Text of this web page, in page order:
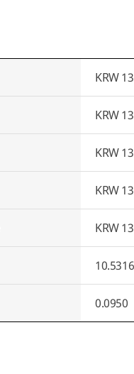
KRW
KRW
KRW
KRW
KRW
10.5316
0.0950